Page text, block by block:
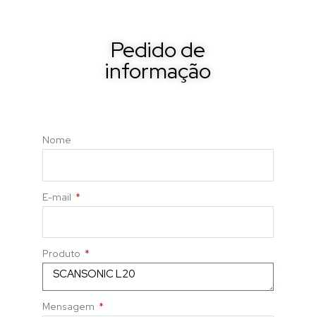
Pedido de
informação
Nome
E-mail
Produto
Mensagem